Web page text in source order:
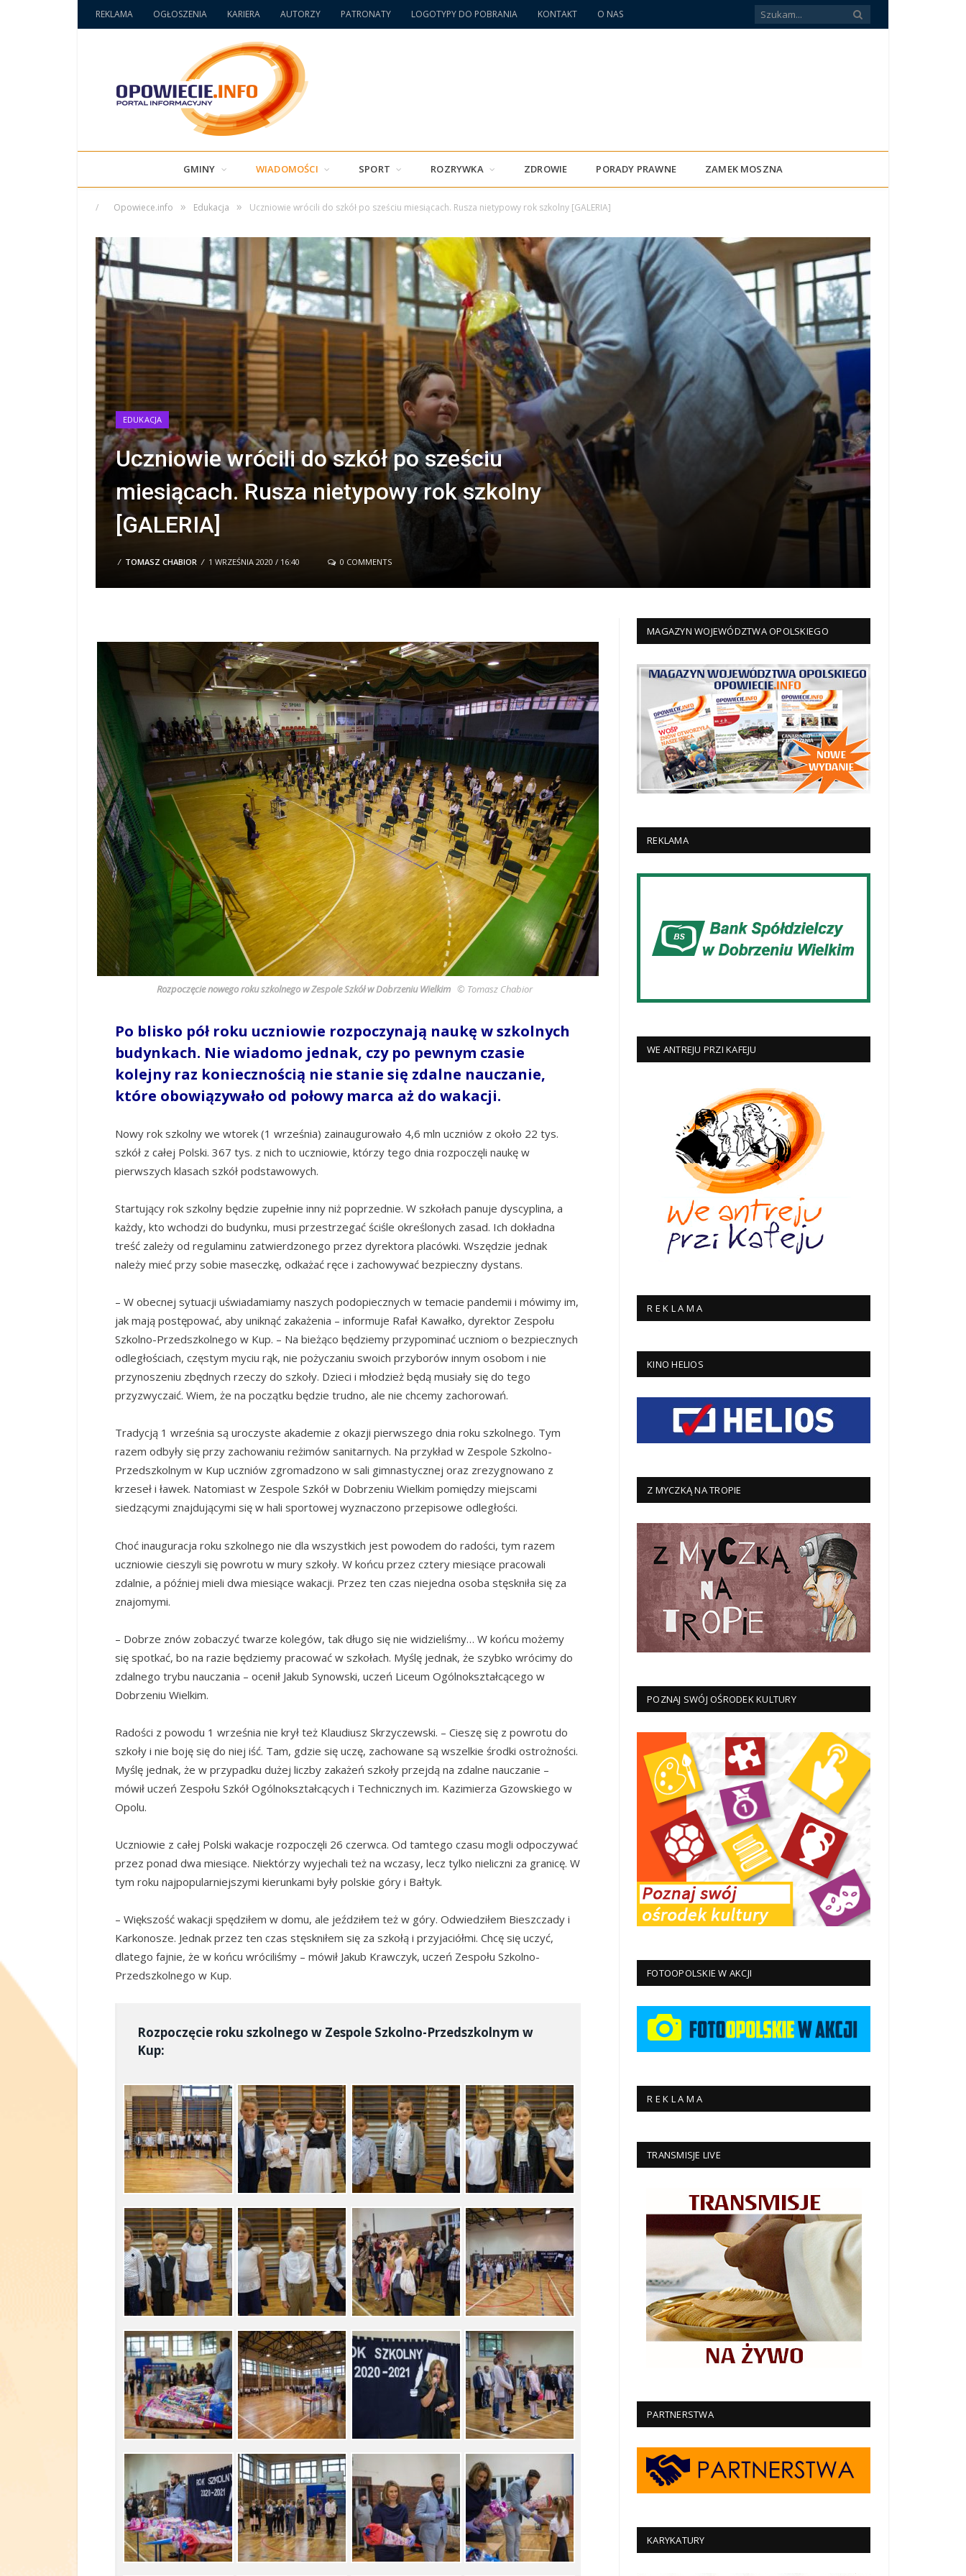
REKLAMA OGŁOSZENIA KARIERA AUTORZY PATRONATY LOGOTYPY DO POBRANIA KONTAKT O NAS
GMINY WIADOMOŚCI SPORT ROZRYWKA ZDROWIE PORADY PRAWNE ZAMEK MOSZNA
/ Opowiece.info » Edukacja » Uczniowie wrócili do szkół po sześciu miesiącach. Rusza nietypowy rok szkolny [GALERIA]
EDUKACJA
Uczniowie wrócili do szkół po sześciu
miesiącach. Rusza nietypowy rok szkolny
[GALERIA]
/ TOMASZ CHABIOR / 1 WRZEŚNIA 2020 / 16:40 0 COMMENTS
Rozpoczęcie nowego roku szkolnego w Zespole Szkół w Dobrzeniu Wielkim© Tomasz Chabior
Po blisko pół roku uczniowie rozpoczynają naukę w szkolnych
budynkach. Nie wiadomo jednak, czy po pewnym czasie
kolejny raz koniecznością nie stanie się zdalne nauczanie,
które obowiązywało od połowy marca aż do wakacji.
Nowy rok szkolny we wtorek (1 września) zainaugurowało 4,6 mln uczniów z około 22 tys.
szkół z całej Polski. 367 tys. z nich to uczniowie, którzy tego dnia rozpoczęli naukę w
pierwszych klasach szkół podstawowych.
Startujący rok szkolny będzie zupełnie inny niż poprzednie. W szkołach panuje dyscyplina, a
każdy, kto wchodzi do budynku, musi przestrzegać ściśle określonych zasad. Ich dokładna
treść zależy od regulaminu zatwierdzonego przez dyrektora placówki. Wszędzie jednak
należy mieć przy sobie maseczkę, odkażać ręce i zachowywać bezpieczny dystans.
– W obecnej sytuacji uświadamiamy naszych podopiecznych w temacie pandemii i mówimy im,
jak mają postępować, aby uniknąć zakażenia – informuje Rafał Kawałko, dyrektor Zespołu
Szkolno-Przedszkolnego w Kup. – Na bieżąco będziemy przypominać uczniom o bezpiecznych
odległościach, częstym myciu rąk, nie pożyczaniu swoich przyborów innym osobom i nie
przynoszeniu zbędnych rzeczy do szkoły. Dzieci i młodzież będą musiały się do tego
przyzwyczaić. Wiem, że na początku będzie trudno, ale nie chcemy zachorowań.
Tradycją 1 września są uroczyste akademie z okazji pierwszego dnia roku szkolnego. Tym
razem odbyły się przy zachowaniu reżimów sanitarnych. Na przykład w Zespole Szkolno-
Przedszkolnym w Kup uczniów zgromadzono w sali gimnastycznej oraz zrezygnowano z
krzeseł i ławek. Natomiast w Zespole Szkół w Dobrzeniu Wielkim pomiędzy miejscami
siedzącymi znajdującymi się w hali sportowej wyznaczono przepisowe odległości.
Choć inauguracja roku szkolnego nie dla wszystkich jest powodem do radości, tym razem
uczniowie cieszyli się powrotu w mury szkoły. W końcu przez cztery miesiące pracowali
zdalnie, a później mieli dwa miesiące wakacji. Przez ten czas niejedna osoba stęskniła się za
znajomymi.
– Dobrze znów zobaczyć twarze kolegów, tak długo się nie widzieliśmy… W końcu możemy
się spotkać, bo na razie będziemy pracować w szkołach. Myślę jednak, że szybko wrócimy do
zdalnego trybu nauczania – ocenił Jakub Synowski, uczeń Liceum Ogólnokształcącego w
Dobrzeniu Wielkim.
Radości z powodu 1 września nie krył też Klaudiusz Skrzyczewski. – Cieszę się z powrotu do
szkoły i nie boję się do niej iść. Tam, gdzie się uczę, zachowane są wszelkie środki ostrożności.
Myślę jednak, że w przypadku dużej liczby zakażeń szkoły przejdą na zdalne nauczanie –
mówił uczeń Zespołu Szkół Ogólnokształcących i Technicznych im. Kazimierza Gzowskiego w
Opolu.
Uczniowie z całej Polski wakacje rozpoczęli 26 czerwca. Od tamtego czasu mogli odpoczywać
przez ponad dwa miesiące. Niektórzy wyjechali też na wczasy, lecz tylko nieliczni za granicę. W
tym roku najpopularniejszymi kierunkami były polskie góry i Bałtyk.
– Większość wakacji spędziłem w domu, ale jeździłem też w góry. Odwiedziłem Bieszczady i
Karkonosze. Jednak przez ten czas stęskniłem się za szkołą i przyjaciółmi. Chcę się uczyć,
dlatego fajnie, że w końcu wróciliśmy – mówił Jakub Krawczyk, uczeń Zespołu Szkolno-
Przedszkolnego w Kup.
Rozpoczęcie roku szkolnego w Zespole Szkolno-Przedszkolnym w
Kup:
MAGAZYN WOJEWÓDZTWA OPOLSKIEGO
REKLAMA
WE ANTREJU PRZI KAFEJU
R E K L A M A
KINO HELIOS
Z MYCZKĄ NA TROPIE
POZNAJ SWÓJ OŚRODEK KULTURY
FOTOOPOLSKIE W AKCJI
R E K L A M A
TRANSMISJE LIVE
PARTNERSTWA
KARYKATURY